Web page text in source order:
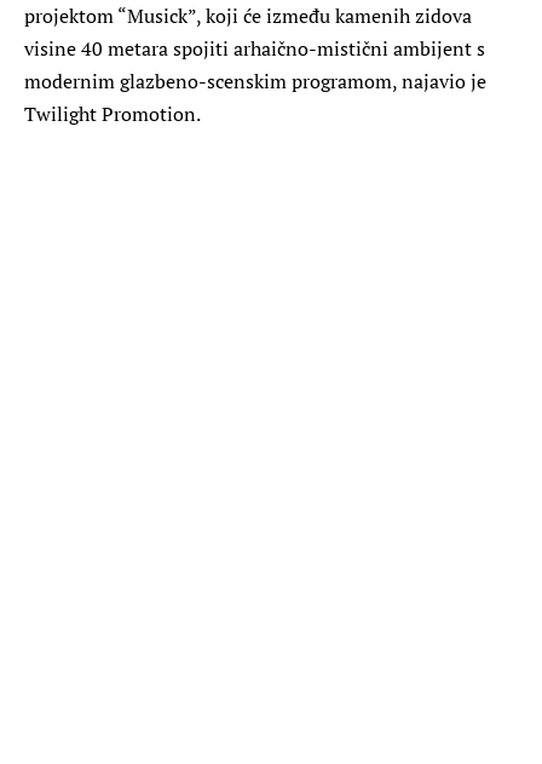
projektom “Musick”, koji će između kamenih zidova
visine 40 metara spojiti arhaično-mistični ambijent s
modernim glazbeno-scenskim programom, najavio je
Twilight Promotion.